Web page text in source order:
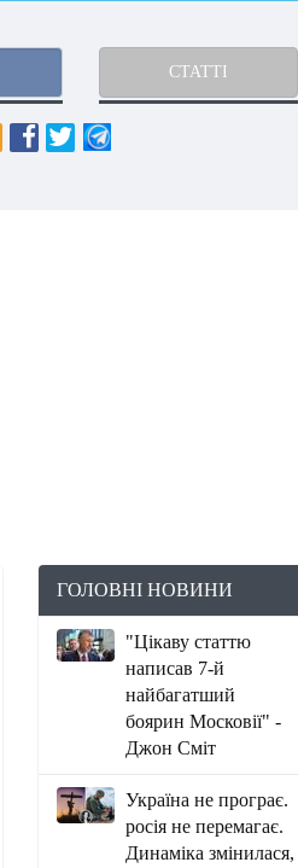
СТАТТІ
ГОЛОВНІ НОВИНИ
"Цікаву статтю
написав 7-й
найбагатший
боярин Московії" -
Джон Сміт
Україна не програє.
росія не перемагає.
Динаміка змінилася,